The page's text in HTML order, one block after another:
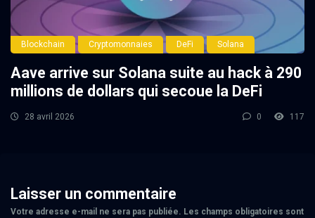
Blockchain Cryptomonnaies DeFi Solana
Aave arrive sur Solana suite au hack à 290
millions de dollars qui secoue la DeFi
28 avril 2026 0 117
Laisser un commentaire
Votre adresse e-mail ne sera pas publiée. Les champs obligatoires sont